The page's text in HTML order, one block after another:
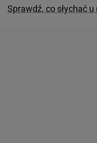
Sprawdź, co słychać